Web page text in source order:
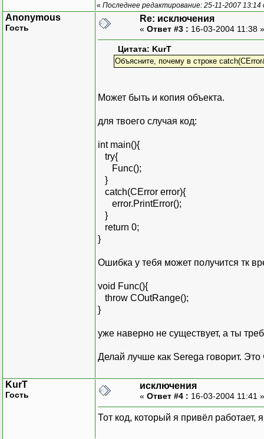
« Последнее редактирование: 25-11-2007 13:14
Anonymous
Гость
Re: исключения
« Ответ #3 : 16-03-2004 11:38
Цитата: KurT
Объясните, почему в строке
Может быть и копия объекта.
для твоего случая код:
int main(){
try{
Func();
}
catch(CError error){
error.PrintError();
}
return 0;
}
Ошибка у тебя может получится тк
void Func(){
throw COutRange();
}
уже наверно не существует, а ты
Делай лучше как Serega говорит. Это
KurT
Гость
исключения
« Ответ #4 : 16-03-2004 11:41
Тот код, который я привёл работает,